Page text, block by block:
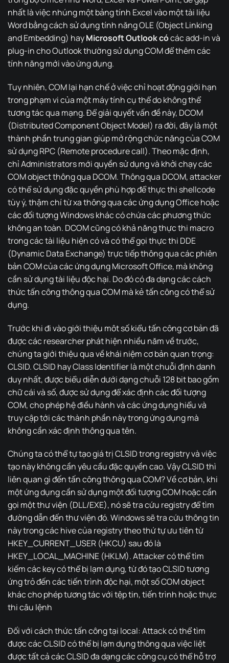
nhất là việc nhúng một bảng tính Excel vào một tài liệu
Word bằng cách sử dụng tính năng OLE (Object Linking
and Embedding) hayMicrosoft Outlook cócác add-in và
plug-in cho Outlook thường sử dụng COM để thêm các
tính năng mới vào ứng dụng.
Tuy nhiên, COM lại hạn chế ở việc chỉ hoạt động giới hạn
trong phạm vi của một máy tính cụ thể do không thể
tương tác qua mạng. Để giải quyết vấn đề này, DCOM
(Distributed Component Object Model) ra đời, đây là một
thành phần trung gian giúp mở rộng chức năng của COM
sử dụng RPC (Remote procedure call). Theo mặc định,
chỉ Administrators mới quyền sử dụng và khởi chạy các
COM object thông qua DCOM. Thông qua DCOM, attacker
có thể sử dụng đặc quyền phù hợp để thực thi shellcode
tùy ý, thậm chí từ xa thông qua các ứng dụng Office hoặc
các đối tượng Windows khác có chứa các phương thức
không an toàn. DCOM cũng có khả năng thực thi macro
trong các tài liệu hiện có và có thể gọi thực thi DDE
(Dynamic Data Exchange) trực tiếp thông qua các phiên
bản COM của các ứng dụng Microsoft Office, mà không
cần sử dụng tài liệu độc hại. Do đó có đa dạng các cách
thức tấn công thông qua COM mà kẻ tấn công có thể sử
dụng.
Trước khi đi vào giới thiệu môt số kiểu tấn công cơ bản đã
được các researcher phát hiện nhiều năm về trước,
chúng ta giới thiệu qua về khái niệm cơ bản quan trọng:
CLSID. CLSID hay Class Identifier là một chuỗi định danh
duy nhất, được biểu diễn dưới dạng chuỗi 128 bit bao gồm
chữ cái và số, được sử dụng để xác định các đối tượng
COM, cho phép hệ điều hành và các ứng dụng hiểu và
truy cập tới các thành phần này trong ứng dụng mà
không cần xác định thông qua tên.
Chúng ta có thể tự tạo giá trị CLSID trong registry và việc
tạo này không cần yêu cầu đặc quyền cao. Vậy CLSID thì
liên quan gì đến tấn công thông qua COM? Về cơ bản, khi
một ứng dụng cần sử dụng một đối tượng COM hoặc cần
gọi một thư viện (DLL/EXE), nó sẽ tra cứu registry để tìm
đường dẫn đến thư viện đó. Windows sẽ tra cứu thông tin
này trong các hive của registry theo thứ tự ưu tiên từ
HKEY_CURRENT_USER (HKCU) sau đó là
HKEY_LOCAL_MACHINE (HKLM). Attacker có thể tìm
kiếm các key có thể bị lạm dụng, từ đó tạo CLSID tương
ứng trỏ đến các tiến trình độc hại, một số COM object
khác cho phép tương tác với tệp tin, tiến trình hoặc thực
thi câu lệnh
Đối với cách thức tấn công tại local: Attack có thể tìm
được các CLSID có thể bị lạm dụng thông qua việc liệt
được tất cả các CLSID đa dạng các công cụ có thể hỗ trợ